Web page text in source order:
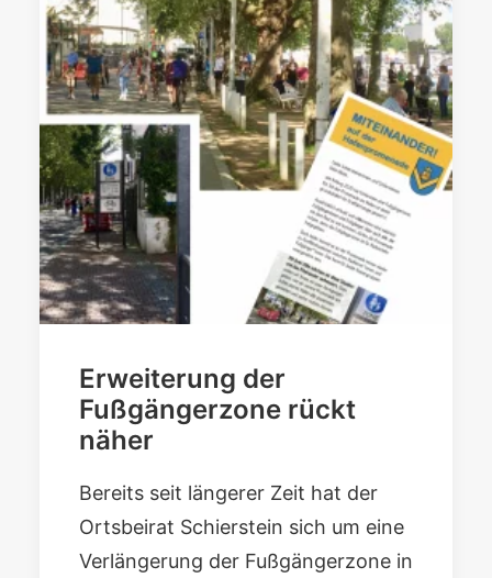
Erweiterung der
Fußgängerzone rückt
näher
Bereits seit längerer Zeit hat der
Ortsbeirat Schierstein sich um eine
Verlängerung der Fußgängerzone in